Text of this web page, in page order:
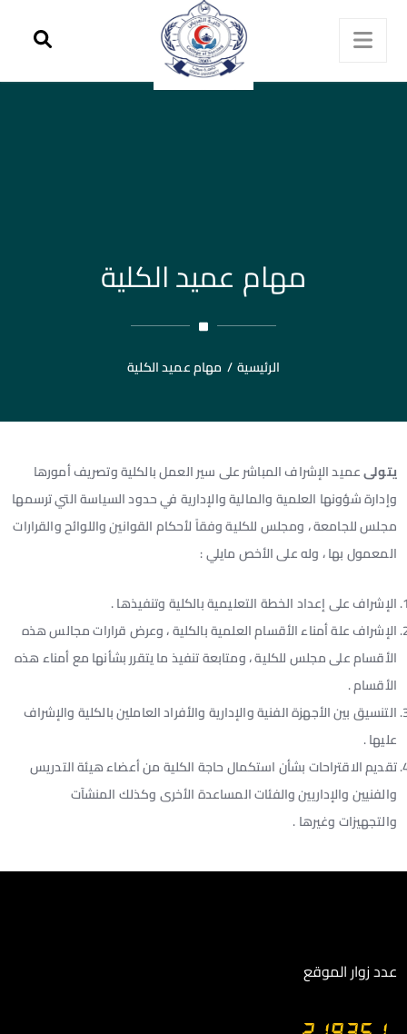
مهام عميد الكلية
الرئيسية / مهام عميد الكلية
يتولىعميد الإشراف المباشر على سير العمل بالكلية وتصريف أمورها
وإدارة شؤونها العلمية والمالية والإدارية في حدود السياسة التي ترسمها
مجلس للجامعة ، ومجلس للكلية وفقاً لأحكام القوانين واللوائح والقرارات
المعمول بها ، وله على الأخص مايلي :
الإشراف على إعداد الخطة التعليمية بالكلية وتنفيذها .
الإشراف علة أمناء الأقسام العلمية بالكلية ، وعرض قرارات مجالس هذه
الأقسام على مجلس للكلية ، ومتابعة تنفيذ ما يتقرر بشأنها مع أمناء هذه
الأقسام .
التنسيق بين الأجهزة الفنية والإدارية والأفراد العاملين بالكلية والإشراف
عليها .
تقديم الاقتراحات بشأن استكمال حاجة الكلية من أعضاء هيئة التدريس
والفنيين والإداريين والفئات المساعدة الأخرى وكذلك المنشآت
والتجهيزات وغيرها .
عدد زوار الموقع